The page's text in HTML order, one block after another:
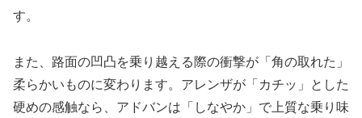
す。
また、路面の凹凸を乗り越える際の衝撃が「角の取れた」
柔らかいものに変わります。アレンザが「カチッ」とした
硬めの感触なら、アドバンは「しなやか」で上質な乗り味